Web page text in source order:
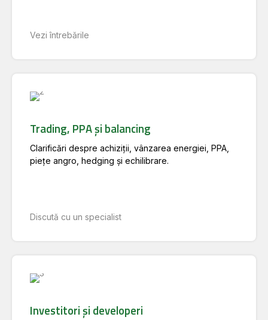
Vezi întrebările
Trading, PPA și balancing
Clarificări despre achiziții, vânzarea energiei, PPA,
piețe angro, hedging și echilibrare.
Discută cu un specialist
Investitori și developeri